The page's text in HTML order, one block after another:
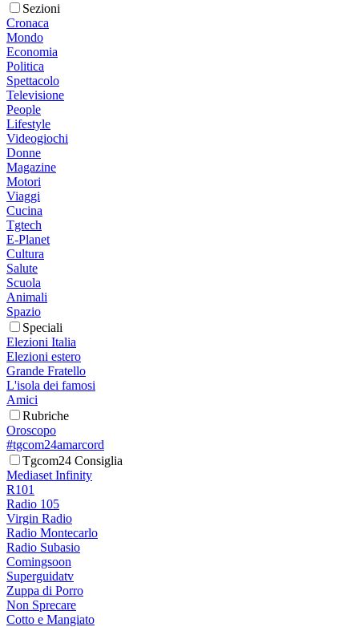
Sezioni
Cronaca
Mondo
Economia
Politica
Spettacolo
Televisione
People
Lifestyle
Videogiochi
Donne
Magazine
Motori
Viaggi
Cucina
Tgtech
E-Planet
Cultura
Salute
Scuola
Animali
Spazio
Speciali
Elezioni Italia
Elezioni estero
Grande Fratello
L'isola dei famosi
Amici
Rubriche
Oroscopo
#tgcom24amarcord
Tgcom24 Consiglia
Mediaset Infinity
R101
Radio 105
Virgin Radio
Radio Montecarlo
Radio Subasio
Comingsoon
Superguidatv
Zuppa di Porro
Non Sprecare
Cotto e Mangiato